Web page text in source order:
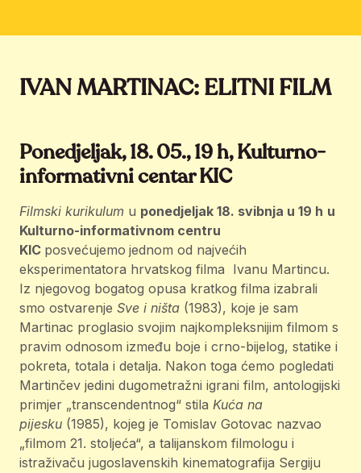
IVAN MARTINAC: ELITNI FILM
Ponedjeljak, 18. 05., 19 h, Kulturno-
informativni centar KIC
Filmski kurikulum u ponedjeljak 18. svibnja u 19 h u
Kulturno-informativnom centru
KIC posvećujemo jednom od najvećih
eksperimentatora hrvatskog filma Ivanu Martincu.
Iz njegovog bogatog opusa kratkog filma izabrali
smo ostvarenje Sve i ništa (1983), koje je sam
Martinac proglasio svojim najkompleksnijim filmom s
pravim odnosom između boje i crno-bijelog, statike i
pokreta, totala i detalja. Nakon toga ćemo pogledati
Martinčev jedini dugometražni igrani film, antologijski
primjer „transcendentnog“ stila Kuća na
pijesku (1985), kojeg je Tomislav Gotovac nazvao
„filmom 21. stoljeća“, a talijanskom filmologu i
istraživaču jugoslavenskih kinematografija Sergiju